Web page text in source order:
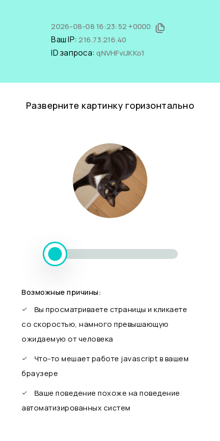
2026-08-08 16:23:52 +0000
Ваш IP:216.73.216.40
ID запроса:qNVHFviJKKo1
Разверните картинку горизонтально
Возможные причины:
Вы просматриваете страницы и кликаете
со скоростью, намного превышающую
ожидаемую от человека
Что-то мешает работе javascript в вашем
браузере
Ваше поведение похоже на поведение
автоматизированных систем